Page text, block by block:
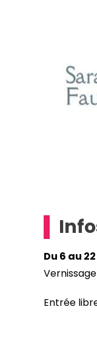
Du 6 au
Entrée